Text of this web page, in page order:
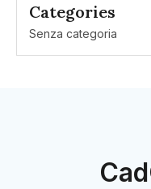
Categories
Senza categoria